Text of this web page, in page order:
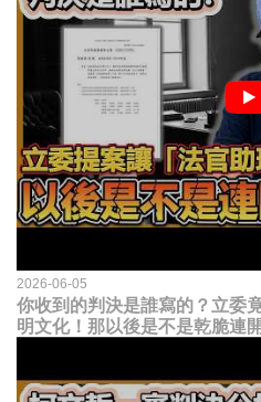
2026-06-05
你收到的判決是誰寫的？立委
明文化！那以後是不是乾脆連